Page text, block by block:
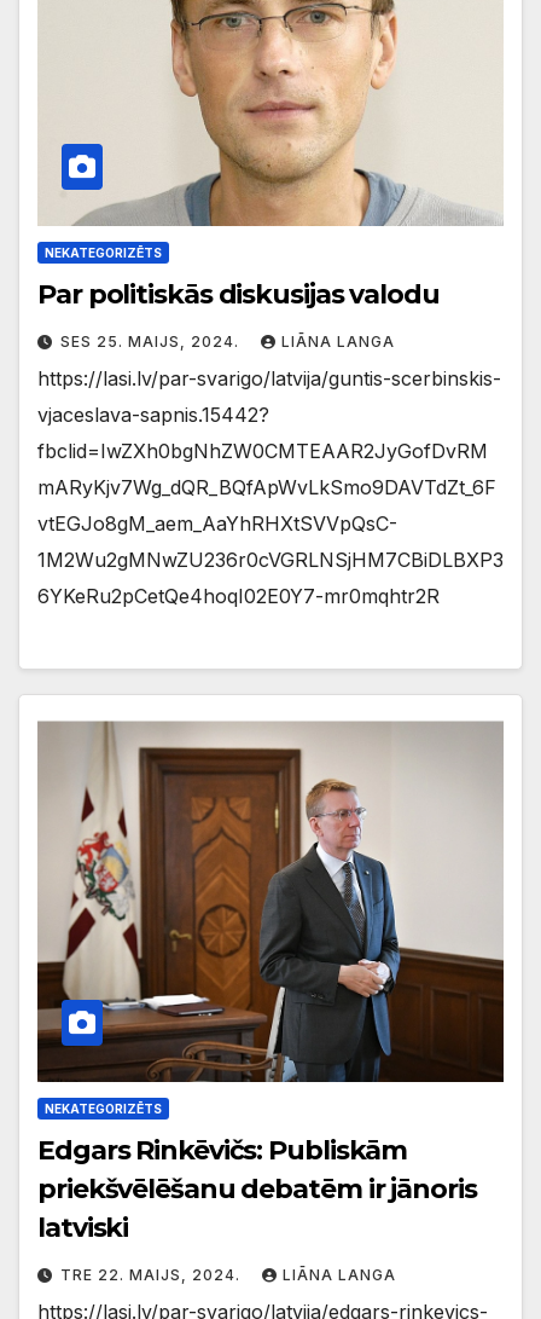
NEKATEGORIZĒTS
Par politiskās diskusijas valodu
SES 25. MAIJS, 2024. LIĀNA LANGA
https://lasi.lv/par-svarigo/latvija/guntis-scerbinskis-
vjaceslava-sapnis.15442?
fbclid=IwZXh0bgNhZW0CMTEAAR2JyGofDvRM
mARyKjv7Wg_dQR_BQfApWvLkSmo9DAVTdZt_6F
vtEGJo8gM_aem_AaYhRHXtSVVpQsC-
1M2Wu2gMNwZU236r0cVGRLNSjHM7CBiDLBXP3
6YKeRu2pCetQe4hoqI02E0Y7-mr0mqhtr2R
NEKATEGORIZĒTS
Edgars Rinkēvičs: Publiskām
priekšvēlēšanu debatēm ir jānoris
latviski
TRE 22. MAIJS, 2024. LIĀNA LANGA
https://lasi.lv/par-svarigo/latvija/edgars-rinkevics-